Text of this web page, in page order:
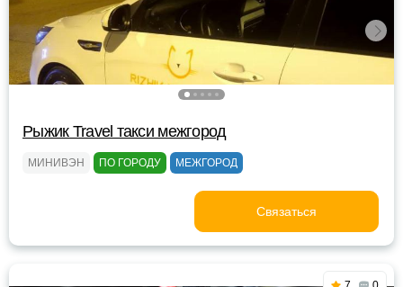
Рыжик Travel такси межгород
МИНИВЭН ПО ГОРОДУ МЕЖГОРОД
Связаться